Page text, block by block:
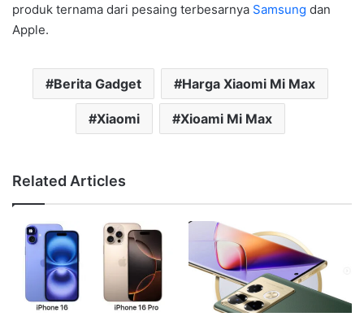
produk ternama dari pesaing terbesarnya Samsung dan
Apple.
Berita Gadget Harga Xiaomi Mi Max
Xiaomi Xioami Mi Max
Related Articles